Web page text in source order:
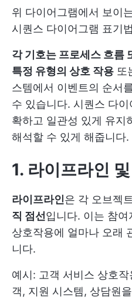
위 다이어그램에서 보이
시퀀스 다이어그램 표기
각 기호는 프로세스 흐름
특정 유형의 상호 작용 또
스템에서 이벤트의 순서
수 있습니다. 시퀀스 다
확하고 일관성 있게 유지
해석할 수 있게 해줍니다.
1. 라이프라인
라이프라인은 각 오브젝
직 점선 입니다. 이는 참
상호작용에 얼마나 오래
니다.
예시: 고객 서비스 상호
객, 지원 시스템, 상담원